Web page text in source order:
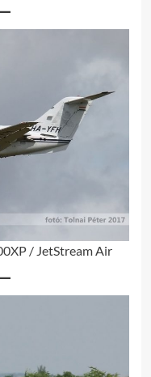
/ JetStream Air